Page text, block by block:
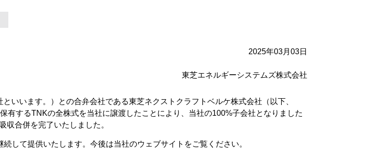
2025年03月03日
東芝エネルギーシステムズ株式会社
いいます。）との合弁会社である東芝ネクストクラフトベルケ株式会社（以下、
するTNKの全株式を当社に譲渡したことにより、当社の100%子会社となりました
収合併を完了いたしました。
して提供いたします。今後は当社のウェブサイトをご覧ください。